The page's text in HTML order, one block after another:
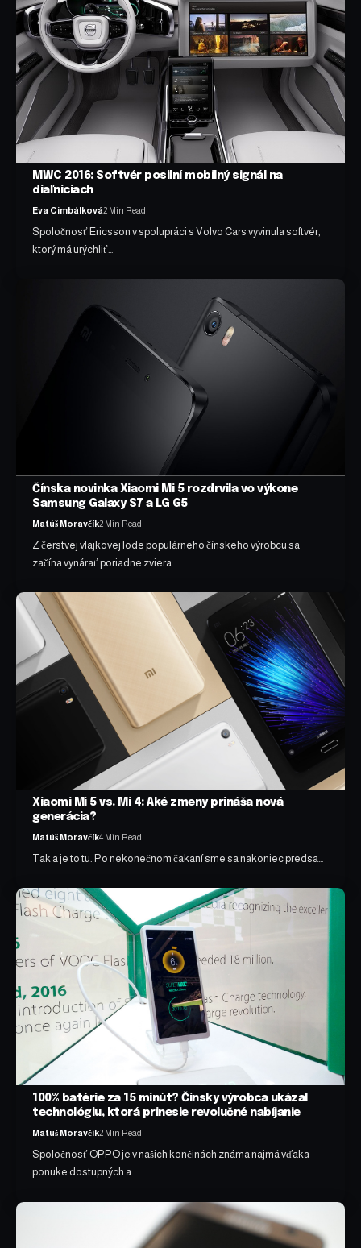
MWC 2016: Softvér posilní mobilný signál na
diaľniciach
Eva Cimbálková2 Min Read
Spoločnosť Ericsson v spolupráci s Volvo Cars vyvinula softvér,
ktorý má urýchliť…
Čínska novinka Xiaomi Mi 5 rozdrvila vo výkone
Samsung Galaxy S7 a LG G5
Matúš Moravčík2 Min Read
Z čerstvej vlajkovej lode populárneho čínskeho výrobcu sa
začína vynárať poriadne zviera.…
Xiaomi Mi 5 vs. Mi 4: Aké zmeny prináša nová
generácia?
Matúš Moravčík4 Min Read
Tak a je to tu. Po nekonečnom čakaní sme sa nakoniec predsa…
100% batérie za 15 minút? Čínsky výrobca ukázal
technológiu, ktorá prinesie revolučné nabíjanie
Matúš Moravčík2 Min Read
Spoločnosť OPPO je v našich končinách známa najmä vďaka
ponuke dostupných a…